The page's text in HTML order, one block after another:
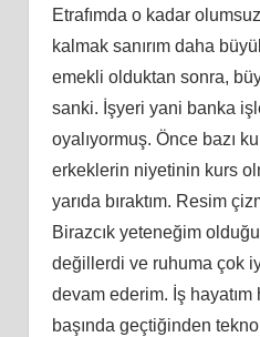
Etrafımda o kadar
kalmak sanırım daha
emekli olduktan sonra,
sanki. İşyeri yani banka
oyalıyormuş. Önce bazı
erkeklerin niyetinin kurs
yarıda bıraktım. Resim
Birazcık yeteneğim
değillerdi ve ruhuma çok
devam ederim. İş
başında geçtiğinden